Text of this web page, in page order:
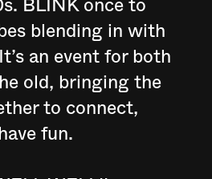
blending in with
an event for both
old, bringing the
to connect,
fun.